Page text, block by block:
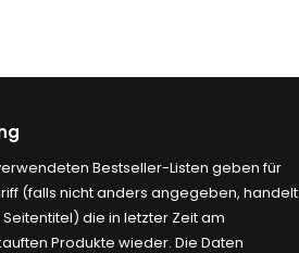
Bestseller-Listen geben für
(falls nicht anders angegeben, handelt
die in letzter Zeit am
Produkte wieder. Die Daten